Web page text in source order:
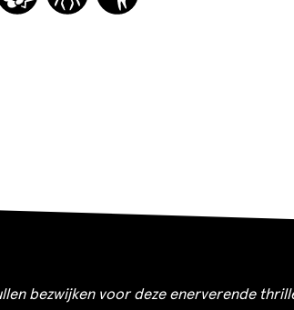
bezwijken voor deze enerverende